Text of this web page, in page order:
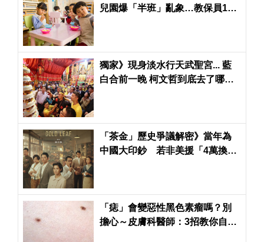
兒園爆「半班」亂象…教保員1打
獨家》現身淡水行天武聖宮... 藍
白合前一晚 柯文哲到底去了哪
「茶金」歷史爭議解密》當年為
中國大印鈔 若非美援「4萬換1
「痣」會變惡性黑色素瘤嗎？別
擔心～皮膚科醫師：3招教你自我